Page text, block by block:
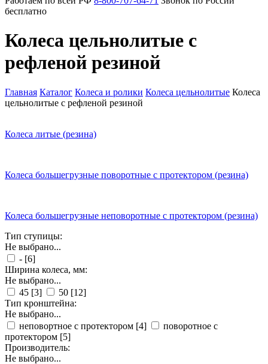
бесплатно
Колеса цельнолитые с
рефленой резиной
Главная Каталог Колеса и ролики Колеса цельнолитые Колеса
цельнолитые с рефленой резиной
Колеса литые (резина)
Колеса большегрузные поворотные с протектором (резина)
Колеса большегрузные неповоротные с протектором (резина)
Тип ступицы:
Не выбрано...
- [6]
Ширина колеса, мм:
Не выбрано...
45 [3] 50 [12]
Тип кронштейна:
Не выбрано...
неповортное с протектором [4]
поворотное с
протектором [5]
Производитель:
Не выбрано...